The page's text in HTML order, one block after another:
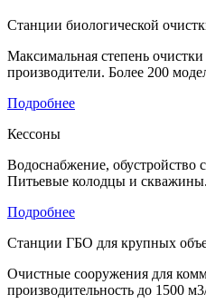
Станции биологической
Максимальная степень
производители. Более 200
Подробнее
Кессоны
Водоснабжение,
Питьевые колодцы и скважины.
Подробнее
Станции ГБО для крупных
Очистные сооружения для
производительность до 1500